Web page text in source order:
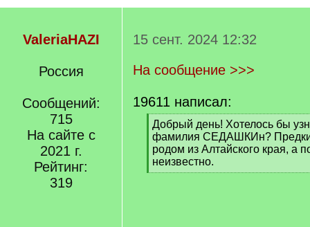
ValeriaHAZI
Россия
Сообщений:
715
На сайте с
2021 г.
Рейтинг:
319
15 сент. 2024 12:32
На сообщение >>>
19611 написал:
[
q
]
Добрый день! Хотелось бы
фамилия СЕДАШКИн? Предки
родом из Алтайского края, а
неизвестно.
[